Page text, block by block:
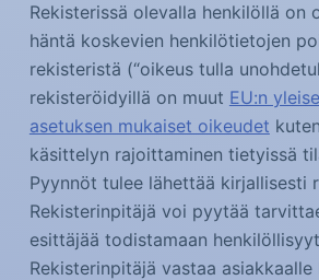
Rekisterissä olevalla henkilöllä on
häntä koskevien henkilötietojen
rekisteristä (“oikeus tulla
rekisteröidyillä on muut EU:n
asetuksen mukaiset oikeudet
käsittelyn rajoittaminen tietyissä
Pyynnöt tulee lähettää kirjallisesti
Rekisterinpitäjä voi pyytää
esittäjää todistamaan
Rekisterinpitäjä vastaa